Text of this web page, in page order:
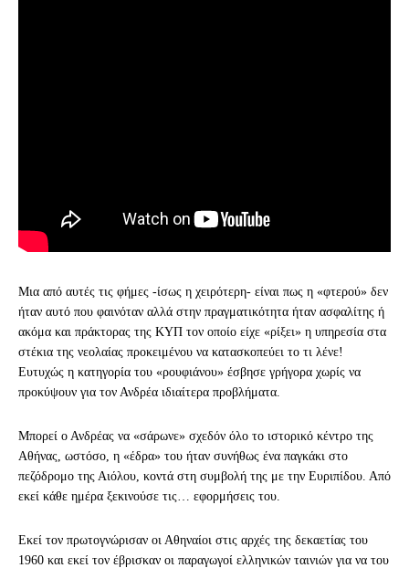
Μια από αυτές τις φήμες -ίσως η χειρότερη- είναι πως η «φτερού» δεν
ήταν αυτό που φαινόταν αλλά στην πραγματικότητα ήταν ασφαλίτης ή
ακόμα και πράκτορας της ΚΥΠ τον οποίο είχε «ρίξει» η υπηρεσία στα
στέκια της νεολαίας προκειμένου να κατασκοπεύει το τι λένε!
Ευτυχώς η κατηγορία του «ρουφιάνου» έσβησε γρήγορα χωρίς να
προκύψουν για τον Ανδρέα ιδιαίτερα προβλήματα.
Μπορεί ο Ανδρέας να «σάρωνε» σχεδόν όλο το ιστορικό κέντρο της
Αθήνας, ωστόσο, η «έδρα» του ήταν συνήθως ένα παγκάκι στο
πεζόδρομο της Αιόλου, κοντά στη συμβολή της με την Ευριπίδου. Από
εκεί κάθε ημέρα ξεκινούσε τις… εφορμήσεις του.
Εκεί τον πρωτογνώρισαν οι Αθηναίοι στις αρχές της δεκαετίας του
1960 και εκεί τον έβρισκαν οι παραγωγοί ελληνικών ταινιών για να του